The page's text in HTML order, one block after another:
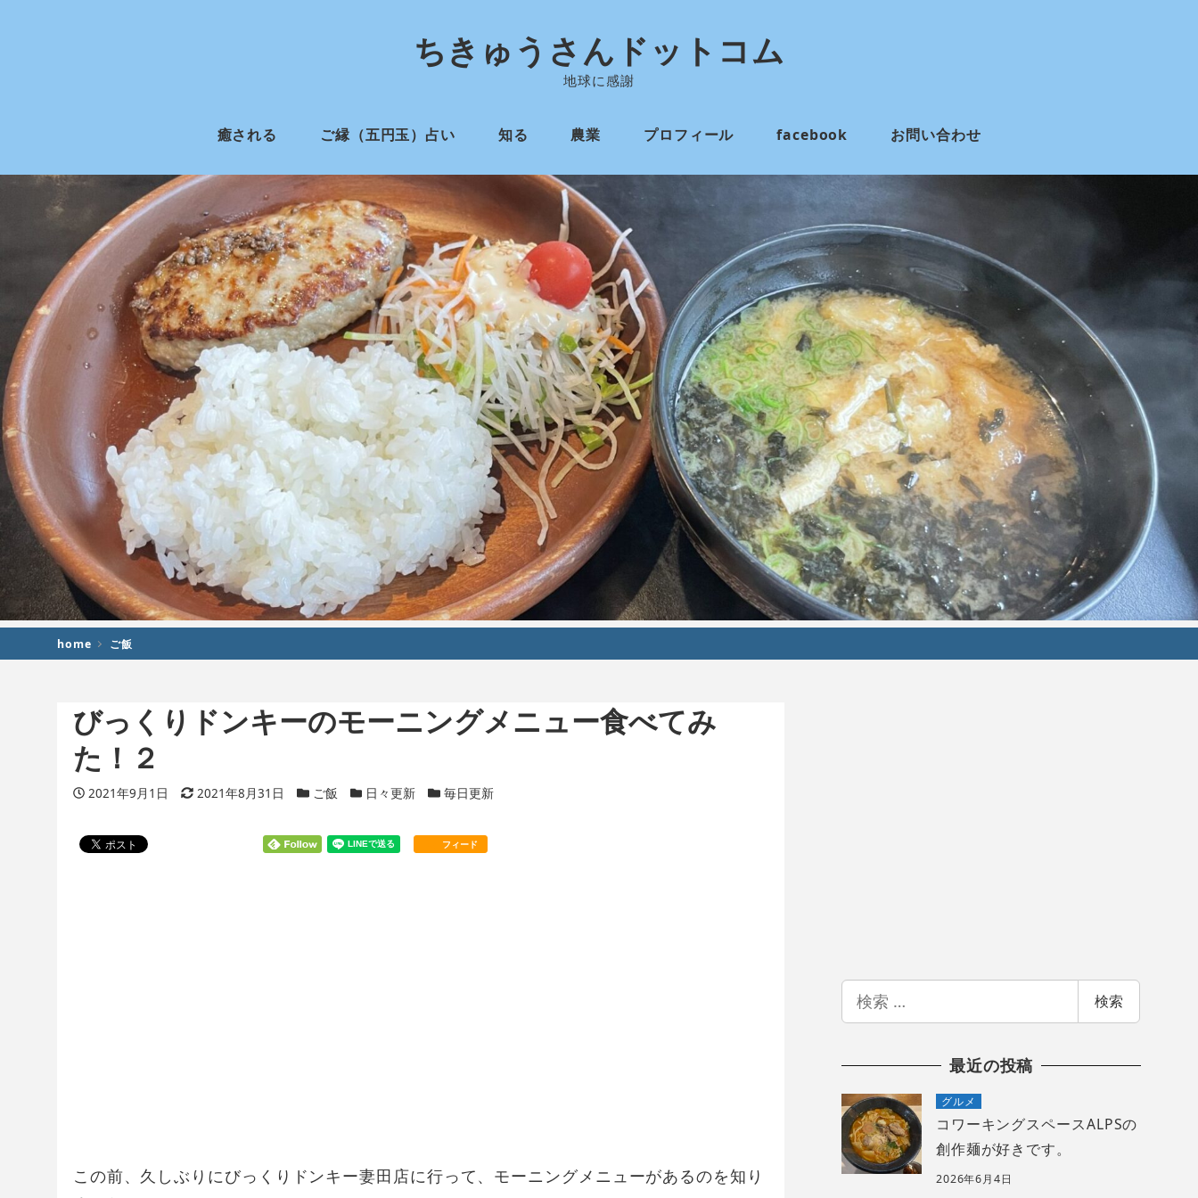
ちきゅうさんドットコム
地球に感謝
癒される ご縁（五円玉）占い 知る 農業 プロフィール facebook お問い合わせ
home ご飯
びっくりドンキーのモーニングメニュー食べてみ
た！２
投稿日
2021年9月1日 更新日
2021年8月31日 カテゴリー
ご飯 カテゴリー
日々更新 カテゴリー
毎日更新
フィード
この前、久しぶりにびっくりドンキー妻田店に行って、モーニングメニューがあるのを知り
索
検索
最近の投稿
グルメ
コワーキングスペースALPSの
創作麺が好きです。
2026年6月4日